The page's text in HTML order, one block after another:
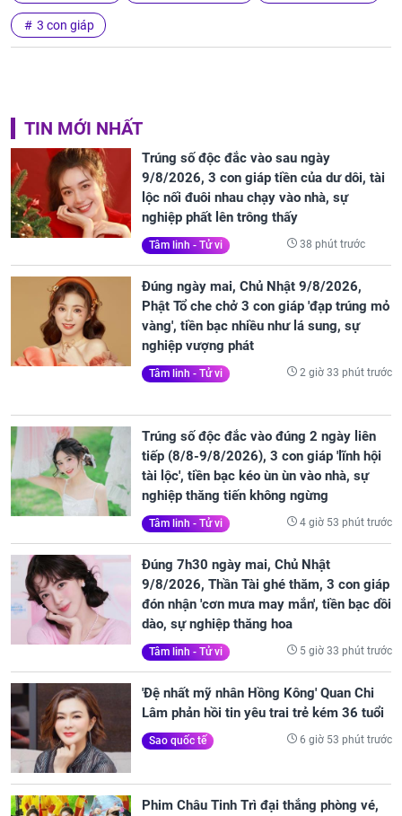
3 con giáp
TIN MỚI NHẤT
Trúng số độc đắc vào sau ngày
9/8/2026, 3 con giáp tiền của dư dôi, tài
lộc nối đuôi nhau chạy vào nhà, sự
nghiệp phất lên trông thấy
Tâm linh - Tử vi 38 phút trước
Đúng ngày mai, Chủ Nhật 9/8/2026,
Phật Tổ che chở 3 con giáp 'đạp trúng mỏ
vàng', tiền bạc nhiều như lá sung, sự
nghiệp vượng phát
Tâm linh - Tử vi 2 giờ 33 phút trước
Trúng số độc đắc vào đúng 2 ngày liên
tiếp (8/8-9/8/2026), 3 con giáp 'lĩnh hội
tài lộc', tiền bạc kéo ùn ùn vào nhà, sự
nghiệp thăng tiến không ngừng
Tâm linh - Tử vi 4 giờ 53 phút trước
Đúng 7h30 ngày mai, Chủ Nhật
9/8/2026, Thần Tài ghé thăm, 3 con giáp
đón nhận 'cơn mưa may mắn', tiền bạc dồi
dào, sự nghiệp thăng hoa
Tâm linh - Tử vi 5 giờ 33 phút trước
'Đệ nhất mỹ nhân Hồng Kông' Quan Chi
Lâm phản hồi tin yêu trai trẻ kém 36 tuổi
Sao quốc tế 6 giờ 53 phút trước
Phim Châu Tinh Trì đại thắng phòng vé,